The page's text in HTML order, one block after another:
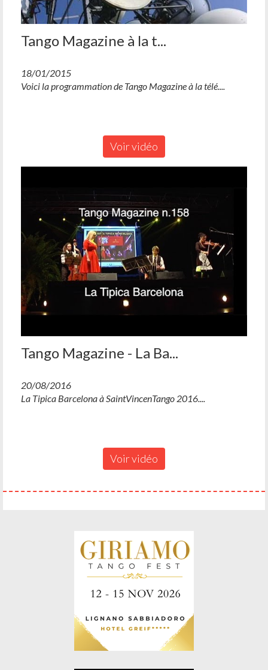
Tango Magazine à la t...
18/01/2015
Voici la programmation de Tango Magazine à la télé....
Voir vidéo
Tango Magazine - La Ba...
20/08/2016
La Tipica Barcelona à SaintVincenTango 2016....
Voir vidéo